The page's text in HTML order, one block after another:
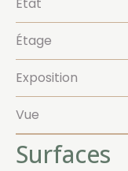
Étage
Exposition
Vue
Surfaces